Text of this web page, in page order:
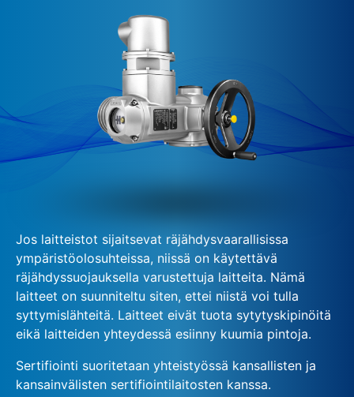
Pohjois-Amerikka
Jos laitteistot sijaitsevat räjähdysvaarallisissa
ympäristöolosuhteissa, niissä on käytettävä
räjähdyssuojauksella varustettuja laitteita. Nämä
laitteet on suunniteltu siten, ettei niistä voi tulla
syttymislähteitä. Laitteet eivät tuota sytytyskipinöitä
eikä laitteiden yhteydessä esiinny kuumia pintoja.
Sertifiointi suoritetaan yhteistyössä kansallisten ja
kansainvälisten sertifiointilaitosten kanssa.